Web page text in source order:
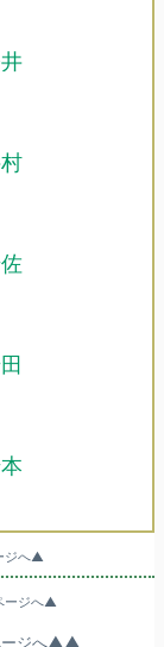
ジへ▲
ージへ▲
ージへ▲▲